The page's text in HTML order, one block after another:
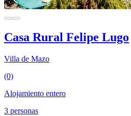
Casa Rural Felipe Lugo
Villa de Mazo
(0)
Alojamiento entero
3 personas